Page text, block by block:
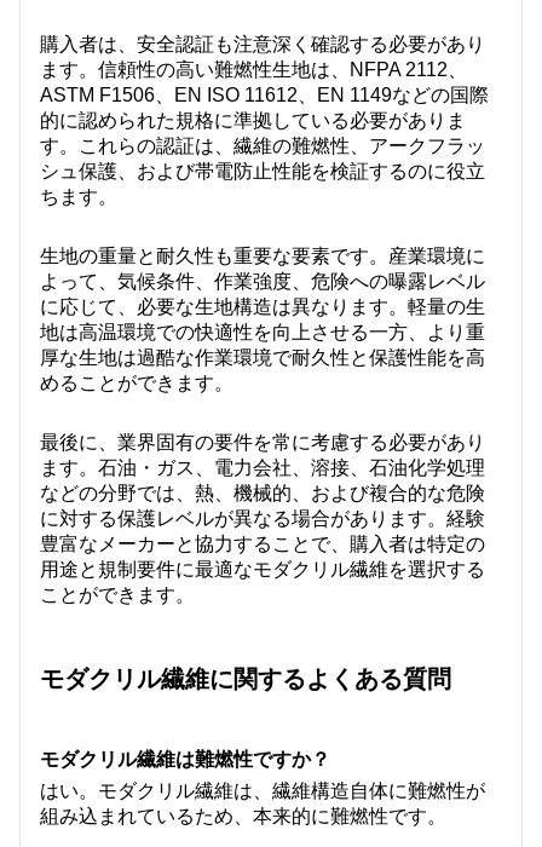
購入者は、安全認証も注意深く確認する必要があり
ます。信頼性の高い難燃性生地は、NFPA 2112、
ASTM F1506、EN ISO 11612、EN 1149などの国際
的に認められた規格に準拠している必要がありま
す。これらの認証は、繊維の難燃性、アークフラッ
シュ保護、および帯電防止性能を検証するのに役立
ちます。
生地の重量と耐久性も重要な要素です。産業環境に
よって、気候条件、作業強度、危険への曝露レベル
に応じて、必要な生地構造は異なります。軽量の生
地は高温環境での快適性を向上させる一方、より重
厚な生地は過酷な作業環境で耐久性と保護性能を高
めることができます。
最後に、業界固有の要件を常に考慮する必要があり
ます。石油・ガス、電力会社、溶接、石油化学処理
などの分野では、熱、機械的、および複合的な危険
に対する保護レベルが異なる場合があります。経験
豊富なメーカーと協力することで、購入者は特定の
用途と規制要件に最適なモダクリル繊維を選択する
ことができます。
モダクリル繊維に関するよくある質問
モダクリル繊維は難燃性ですか？
はい。モダクリル繊維は、繊維構造自体に難燃性が
組み込まれているため、本来的に難燃性です。